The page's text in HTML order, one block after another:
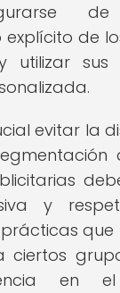
explícito de
utilizar
evitar la
y
ciertos
en